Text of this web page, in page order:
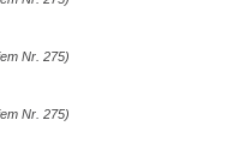
Nr. 275)
Nr. 275)